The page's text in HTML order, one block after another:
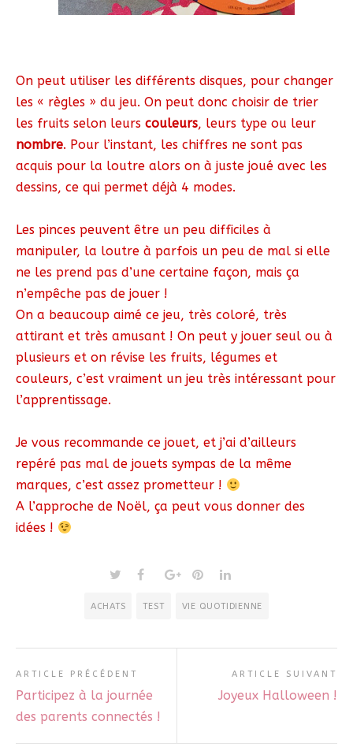
On peut utiliser les différents disques, pour changer
les « règles » du jeu. On peut donc choisir de trier
les fruits selon leurs couleurs, leurs type ou leur
nombre. Pour l’instant, les chiffres ne sont pas
acquis pour la loutre alors on à juste joué avec les
dessins, ce qui permet déjà 4 modes.
Les pinces peuvent être un peu difficiles à
manipuler, la loutre à parfois un peu de mal si elle
ne les prend pas d’une certaine façon, mais ça
n’empêche pas de jouer !
On a beaucoup aimé ce jeu, très coloré, très
attirant et très amusant ! On peut y jouer seul ou à
plusieurs et on révise les fruits, légumes et
couleurs, c’est vraiment un jeu très intéressant pour
l’apprentissage.
Je vous recommande ce jouet, et j’ai d’ailleurs
repéré pas mal de jouets sympas de la même
marques, c’est assez prometteur !
A l’approche de Noël, ça peut vous donner des
idées !
ACHATS TEST VIE QUOTIDIENNE
ARTICLE PRÉCÉDENT
Participez à la journée
des parents connectés !
ARTICLE SUIVANT
Joyeux Halloween !